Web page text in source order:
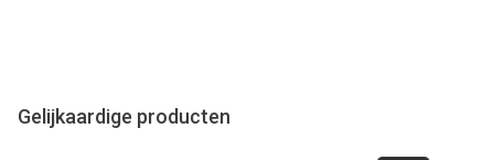
Gelijkaardige producten